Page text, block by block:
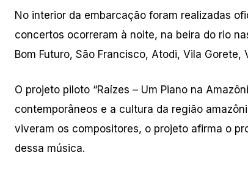
No interior da embarcação foram realizadas
concertos ocorreram à noite, na beira do rio
Bom Futuro, São Francisco, Atodi, Vila
O projeto piloto “Raízes – Um Piano na
contemporâneos e a cultura da região
viveram os compositores, o projeto afirma o
dessa música.